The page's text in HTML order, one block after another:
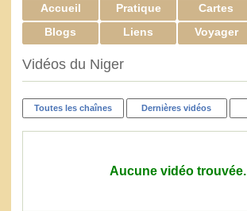
Accueil Pratique Cartes
Blogs
Liens Voyager
Vidéos du Niger
Toutes les chaînes Dernières vidéos
Aucune vidéo trouvée.